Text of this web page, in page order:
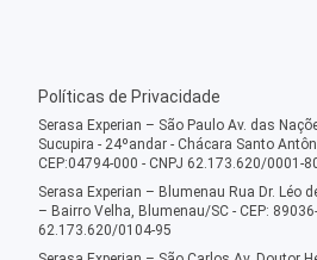
Políticas de Privacidade
Serasa Experian – São Paulo Av. das
Sucupira - 24ºandar - Chácara Santo
CEP:04794-000 - CNPJ 62.173.620/0001-
Serasa Experian – Blumenau Rua Dr. Léo
– Bairro Velha, Blumenau/SC - CEP:
62.173.620/0104-95